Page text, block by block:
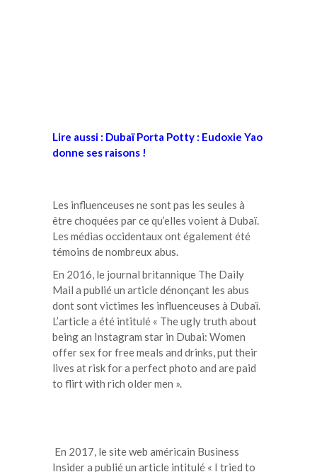
Lire aussi : Dubaï Porta Potty : Eudoxie Yao
donne ses raisons !
Les influenceuses ne sont pas les seules à
être choquées par ce qu’elles voient à Dubaï.
Les médias occidentaux ont également été
témoins de nombreux abus.
En 2016, le journal britannique The Daily
Mail a publié un article dénonçant les abus
dont sont victimes les influenceuses à Dubaï.
L’article a été intitulé « The ugly truth about
being an Instagram star in Dubai: Women
offer sex for free meals and drinks, put their
lives at risk for a perfect photo and are paid
to flirt with rich older men ».
En 2017, le site web américain Business
Insider a publié un article intitulé « I tried to